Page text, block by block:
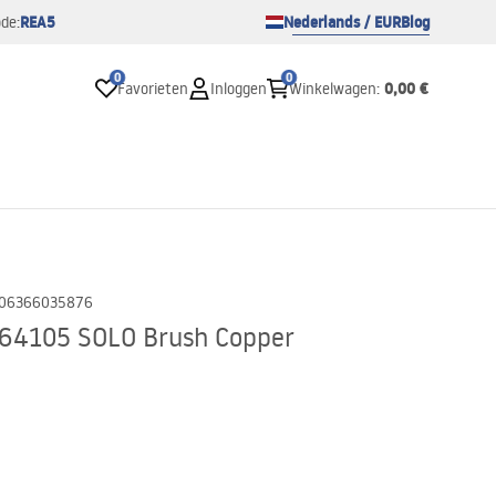
REA5 Nederlands / EURBlog
0
Favorieten Inloggen
0
Winkelwagen: 0,00 €
SOLO Brush Copper